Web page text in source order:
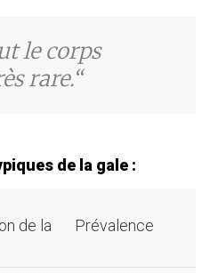
le corps
rare.
de la gale :
de la
Prévalence